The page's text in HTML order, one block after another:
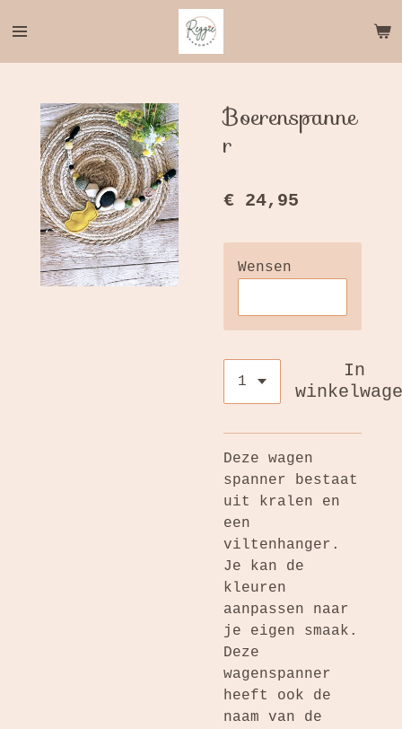
direct
naar
hoofdinhoud
Boerenspanne
r
€ 24,95
Wensen
In
Deze wagen
spanner bestaat
uit kralen en
een
viltenhanger.
Je kan de
kleuren
aanpassen naar
je eigen smaak.
Deze
wagenspanner
heeft ook de
naam van de